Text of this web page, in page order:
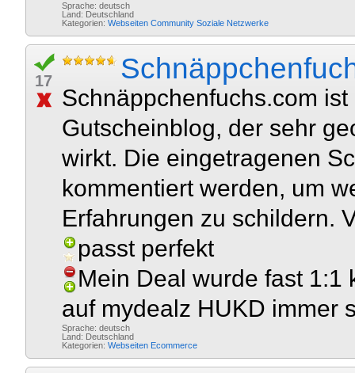
Sprache: deutsch
Land: Deutschland
Kategorien: Webseiten Community Soziale Netzwerke
17
Schnäppchenfuchs.com
Gutscheinblog, der sehr
wirkt. Die eingetragenen
kommentiert werden, um
Erfahrungen zu schildern.
passt perfekt
Mein Deal wurde fast 1:1
auf mydealz HUKD immer
Sprache: deutsch
Land: Deutschland
Kategorien: Webseiten Ecommerce